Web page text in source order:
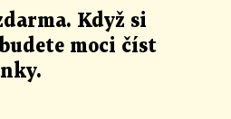
Když si
moci číst
.